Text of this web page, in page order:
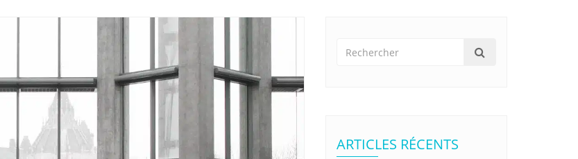
ARTICLES RÉCENTS